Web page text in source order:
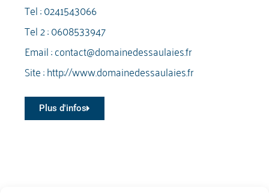
Tel :0241543066
Tel 2 :0608533947
Email :contact@domainedessaulaies.fr
Site :http://www.domainedessaulaies.fr
Plus d'infos